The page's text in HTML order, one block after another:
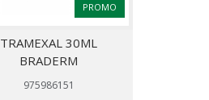
PROMO
TRAMEXAL 30ML
BRADERM
975986151